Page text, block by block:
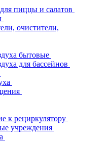
пиццы и салатов
очистители,
бытовые
для бассейнов
к рециркулятору
учреждения